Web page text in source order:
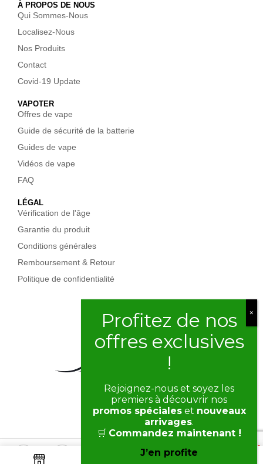
À PROPOS DE NOUS
Qui Sommes-Nous
Localisez-Nous
Nos Produits
Contact
Covid-19 Update
VAPOTER
Offres de vape
Guide de sécurité de la batterie
Guides de vape
Vidéos de vape
FAQ
LÉGAL
Vérification de l'âge
Garantie du produit
Conditions générales
Remboursement & Retour
Politique de confidentialité
Copyright © 2026 NVDMID
Rejoignez-nous et soyez les
premiers à découvrir nos
promos spécialeset nouveaux
arrivages.
🛒 Commandez maintenant !
J’en profite